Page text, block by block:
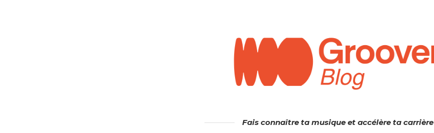
Fais connaître ta musique et accélère ta carrière